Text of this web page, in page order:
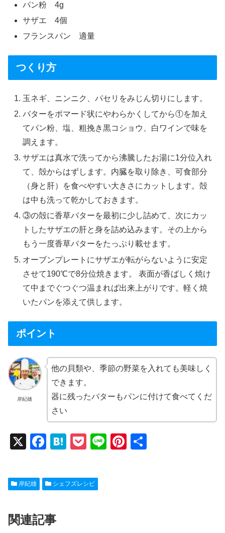
パン粉 4g
サザエ 4個
フランスパン 適量
つくり方
玉ネギ、ニンニク、パセリをみじん切りにします。
バターをポマード状にやわらかくしてから①を加え
てパン粉、塩、粗挽き黒コショウ、白ワインで味を
調えます。
サザエは真水で洗ってから沸騰したお湯に1分位入れ
て、殻からはずします。内臓を取り除き、可食部分
（身と肝）を食べやすい大きさにカットします。殻
は中も洗って乾かしておきます。
③の殻に香草バターを最初に少し詰めて、次にカッ
トしたサザエの肝と身を詰め込みます。その上から
もう一度香草バターをたっぷり載せます。
オーブンプレートにサザエが転がらないように安定
させて190℃で8分位焼きます。 表面が香ばしく焼け
て中までぐつぐつ温まれば出来上がりです。軽く焼
いたパンを添えて供します。
ポイント
岸紀雄
他の貝類や、季節の野菜を入れても美味しく
できます。
器に残ったバターもパンに付けて食べてくだ
さい
X
F
c
e
o
H
e
n
P
ck
et
Li
Pi
岸紀雄 シェフズレシピ
関連記事